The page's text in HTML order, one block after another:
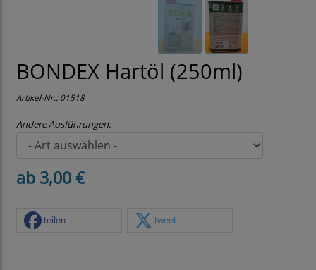
BONDEX Hartöl (250ml)
Artikel-Nr.:01518
Andere Ausführungen:
ab 3,00 €
teilen tweet